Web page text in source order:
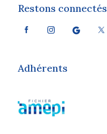
Restons connectés
Adhérents